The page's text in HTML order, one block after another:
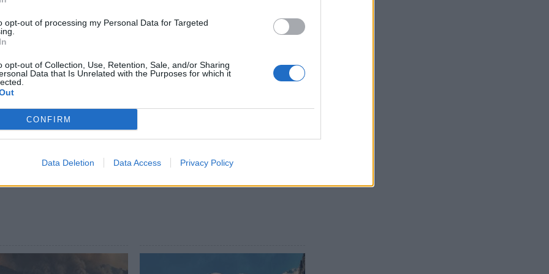
opt-out of processing my Personal Data for Targeted
opt-out of Collection, Use, Retention, Sale, and/or Sharing
Data that Is Unrelated with the Purposes for which it
CONFIRM
Data Deletion Data Access Privacy Policy
τα δελφίνια, οι φώκιες και οι χελώνες
αυτές τις περιοχές οι ψαράδες θα
περισσότερα ψάρια.
βιώνει η χώρα μας αυτά τα ζητήματα είναι
καλύτερο που μπορούμε να κάνουμε όλοι
κάνουμε σωστά τη δουλεία μας ο